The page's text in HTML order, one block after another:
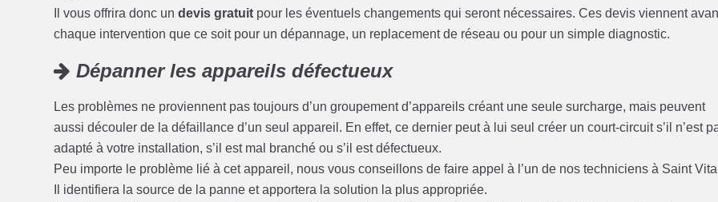
Il vous offrira donc undevis gratuit pour les éventuels changements qui seront nécessaires. Ces devis viennent
chaque intervention que ce soit pour un dépannage, un replacement de réseau ou pour un simple diagnostic.
Dépanner les appareils défectueux
Les problèmes ne proviennent pas toujours d’un groupement d’appareils créant une seule surcharge, mais peuvent
aussi découler de la défaillance d’un seul appareil. En effet, ce dernier peut à lui seul créer un court-circuit s’il n’est
adapté à votre installation, s’il est mal branché ou s’il est défectueux.
Peu importe le problème lié à cet appareil, nous vous conseillons de faire appel à l’un de nos techniciens à Saint
Il identifiera la source de la panne et apportera la solution la plus appropriée.